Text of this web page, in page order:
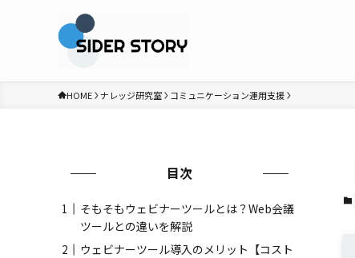
HOME ナレッジ研究室 コミュニケーション運用支援
目次
そもそもウェビナーツールとは？Web会議
ツールとの違いを解説
ウェビナーツール導入のメリット【コスト